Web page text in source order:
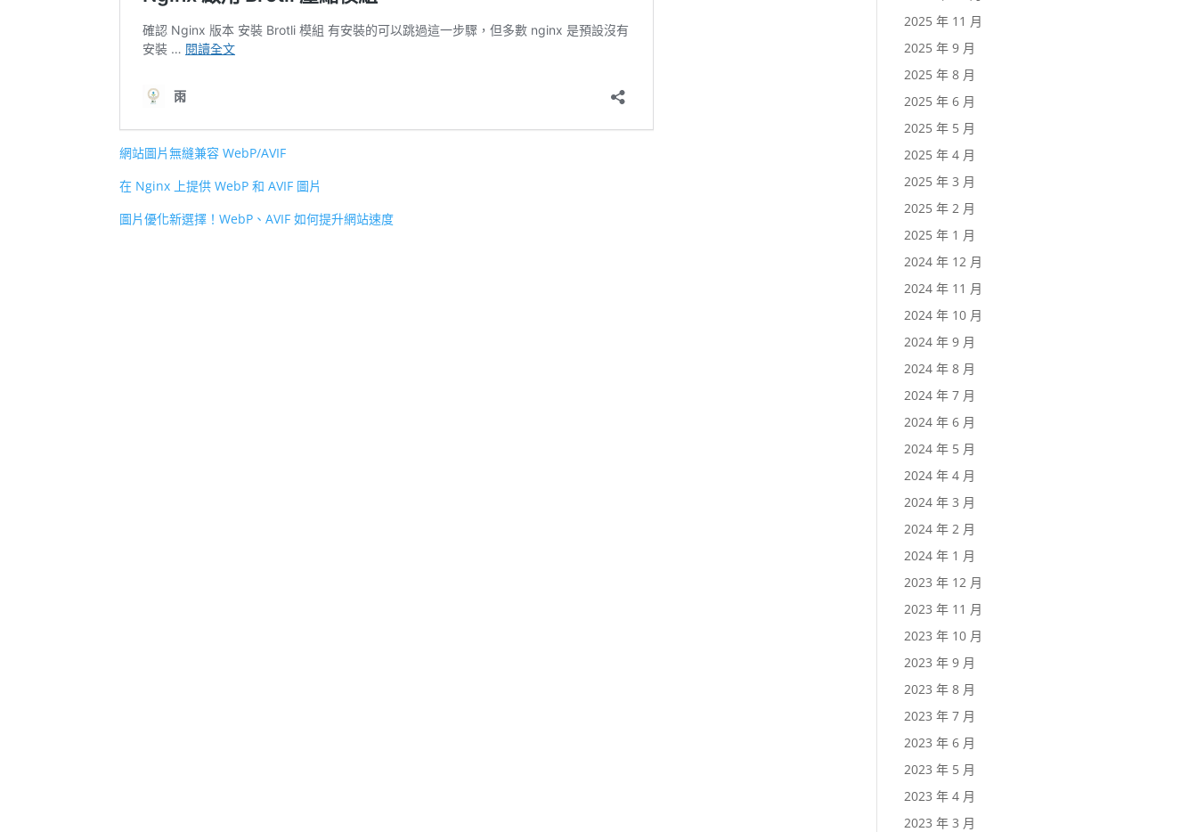
網站圖片無縫兼容 WebP/AVIF
在 Nginx 上提供 WebP 和 AVIF 圖片
圖片優化新選擇！WebP、AVIF 如何提升網站速度
2025 年 11 月
2025 年 9 月
2025 年 8 月
2025 年 6 月
2025 年 5 月
2025 年 4 月
2025 年 3 月
2025 年 2 月
2025 年 1 月
2024 年 12 月
2024 年 11 月
2024 年 10 月
2024 年 9 月
2024 年 8 月
2024 年 7 月
2024 年 6 月
2024 年 5 月
2024 年 4 月
2024 年 3 月
2024 年 2 月
2024 年 1 月
2023 年 12 月
2023 年 11 月
2023 年 10 月
2023 年 9 月
2023 年 8 月
2023 年 7 月
2023 年 6 月
2023 年 5 月
2023 年 4 月
2023 年 3 月